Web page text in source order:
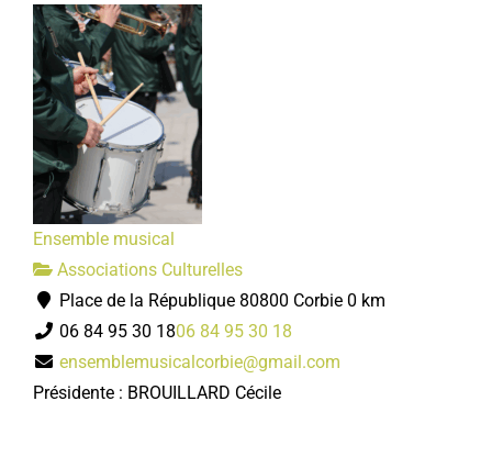
Ensemble musical
Associations Culturelles
Place de la République 80800 Corbie 0 km
06 84 95 30 1806 84 95 30 18
ensemblemusicalcorbie@gmail.com
Présidente : BROUILLARD Cécile